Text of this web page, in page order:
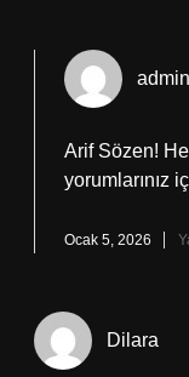
admin
Arif Sözen!
yorumlarınız
Ocak 5, 2026
Dilara